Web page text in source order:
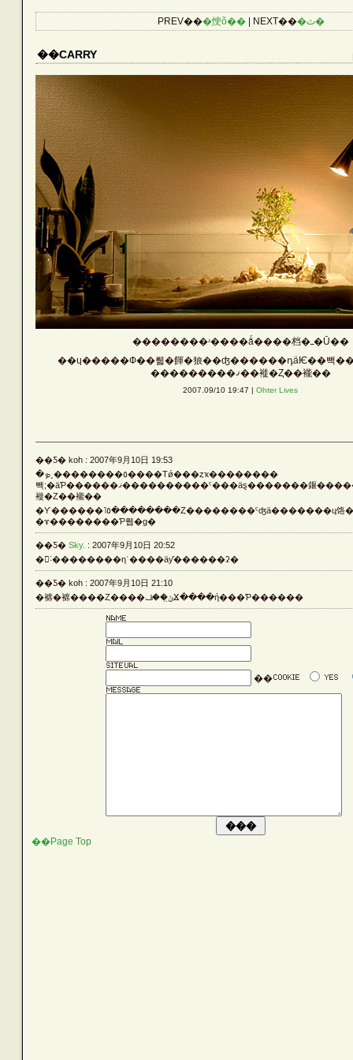
PREV���ְ㤤õ�� | NEXT�� �ٿ�
��CARRY
��������ʴ����ǻ����档�ߺ�Ū��
��ɥ�����Ф��뤫�餫�狼��ʤ������դäѤ��빽
���������ޤ��褷�Ȥ��褦��
2007.09/10 19:47 | Ohter Lives
��Ƽ� koh : 2007年9月10日 19:53
�٥��������˰ܤ����Τǿ���ȥҡ��������
빽;�äƤ������ޤ����������ˤ���äȿ�������䤷�������ȻפäƤ��Τǡ��
褷�Ȥ��褦��
�Ƴ������˥٥��������Ȥ��������ˤʤä�������ɥ饹���ƥ�Х����褯
�ɤ��������Ƥ뤱�ɡ�
��Ƽ� Sky. : 2007年9月10日 20:52
�󤯤˸��������ηʿ����äƴ������ʡ�
��Ƽ� koh : 2007年9月10日 21:10
�褯�褯����Ȥ����ݶ̤��ڤⴴ����ή���Ƥ������
��
CATEGORIES
Reptiles
Amphibians
Aquarium
Plants
Vehicle
Rust
LATEST ENTRIES
ARCHIVE LIST
��Page Top